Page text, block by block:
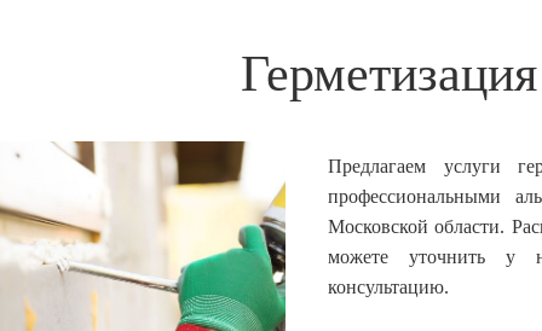
Предлагаем услуги
профессиональными
Московской области.
можете уточнить у
консультацию.